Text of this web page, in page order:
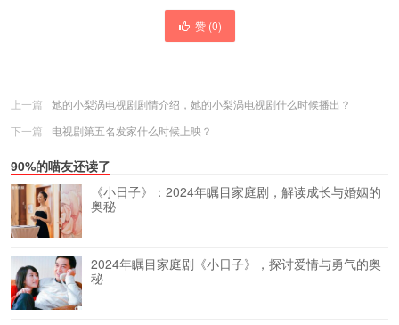
赞 (0)
上一篇
她的小梨涡电视剧剧情介绍，她的小梨涡电视剧什么时候播出？
下一篇
电视剧第五名发家什么时候上映？
90%的喵友还读了
《小日子》：2024年瞩目家庭剧，解读成长与婚姻的
奥秘
2024年瞩目家庭剧《小日子》，探讨爱情与勇气的奥
秘